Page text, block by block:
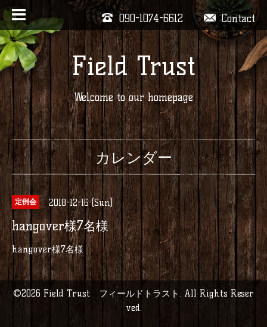
Contact
090-1074-6612
Field Trust
Welcome to our homepage
カレンダー
定例会 2018-12-16 (Sun)
hangover様7名様
hangover様7名様
©2026 Field Trust フィールドトラスト . All Rights Reser
ved.